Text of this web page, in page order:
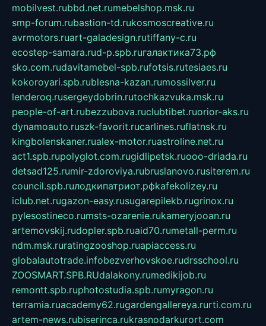
mobilvest.rubbd.net.rumebelshop.msk.ru
smp-forum.rubastion-td.rukosmoscreative.ru
avrmotors.ruart-galadesign.rutiffany-c.ru
ecostep-samara.rud-p.spb.ruгалактика73.рф
sko.com.rudavitamebel-spb.rufotsis.rutesiaes.ru
kokoroyari.spb.rublesna-kazan.rumossilver.ru
lenderoq.rusergeydobrin.rutochkazvuka.msk.ru
people-of-art.rubezzubova.ruclubtibet.ruorior-aks.ru
dynamoauto.ruszk-favorit.rucarlines.ruflatnsk.ru
kingbolenskaner.rualex-motor.ruastroline.net.ru
act1.spb.rupolyglot.com.rugidlipetsk.ruooo-driada.ru
detsad125.rumir-zdoroviya.rubruslanovo.rusiterem.ru
council.spb.ruлодкипатриот.рфkafekolizey.ru
iclub.net.rugazon-easy.rusugarepilekb.rugrinox.ru
pylesostineco.rumsts-ozarenie.rukameryjooan.ru
artemovskij.rudopler.spb.ruaid70.rumetall-perm.ru
ndm.msk.ruratingzooshop.ruapiaccess.ru
globalautotrade.infobezverhovskoe.rudrsschool.ru
ZOOSMART.SPB.RUdalakony.rumedikijob.ru
remontt.spb.ruphotostudia.spb.rumyragon.ru
terramia.ruacademy62.rugardengallereya.rurti.com.ru
artem-news.rubiserinca.rukrasnodarkurort.com